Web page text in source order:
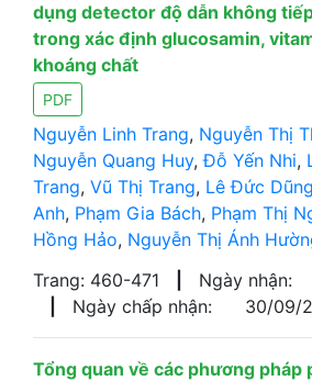
dụng detector độ dẫn không
trong xác định glucosamin,
khoáng chất
PDF
Nguyễn Linh Trang, Nguyễn Thị
Nguyễn Quang Huy,Đỗ Yến Nhi,
Trang, Vũ Thị Trang, Lê Đức Dũng
Anh, Phạm Gia Bách, Phạm Thị
Hồng Hảo, Nguyễn Thị Ánh
Trang: 460-471
Ngày nhận:
Ngày chấp nhận: 30/09/
Tổng quan về các phương pháp